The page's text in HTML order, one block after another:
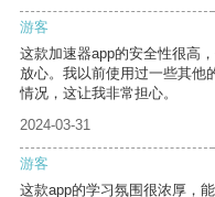
游客
这款加速器app的安全性很高
放心。我以前使用过一些其他
情况，这让我非常担心。
2024-03-31
游客
这款app的学习氛围很浓厚，